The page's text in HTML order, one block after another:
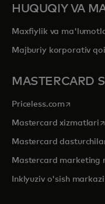
HUQUQIY VA
Maxfiylik va
Majburiy korporativ
MASTERCARD
Priceless.com opens in
Mastercard xizmatlari
Mastercard
Mastercard marketing
Inklyuziv o'sish markazi